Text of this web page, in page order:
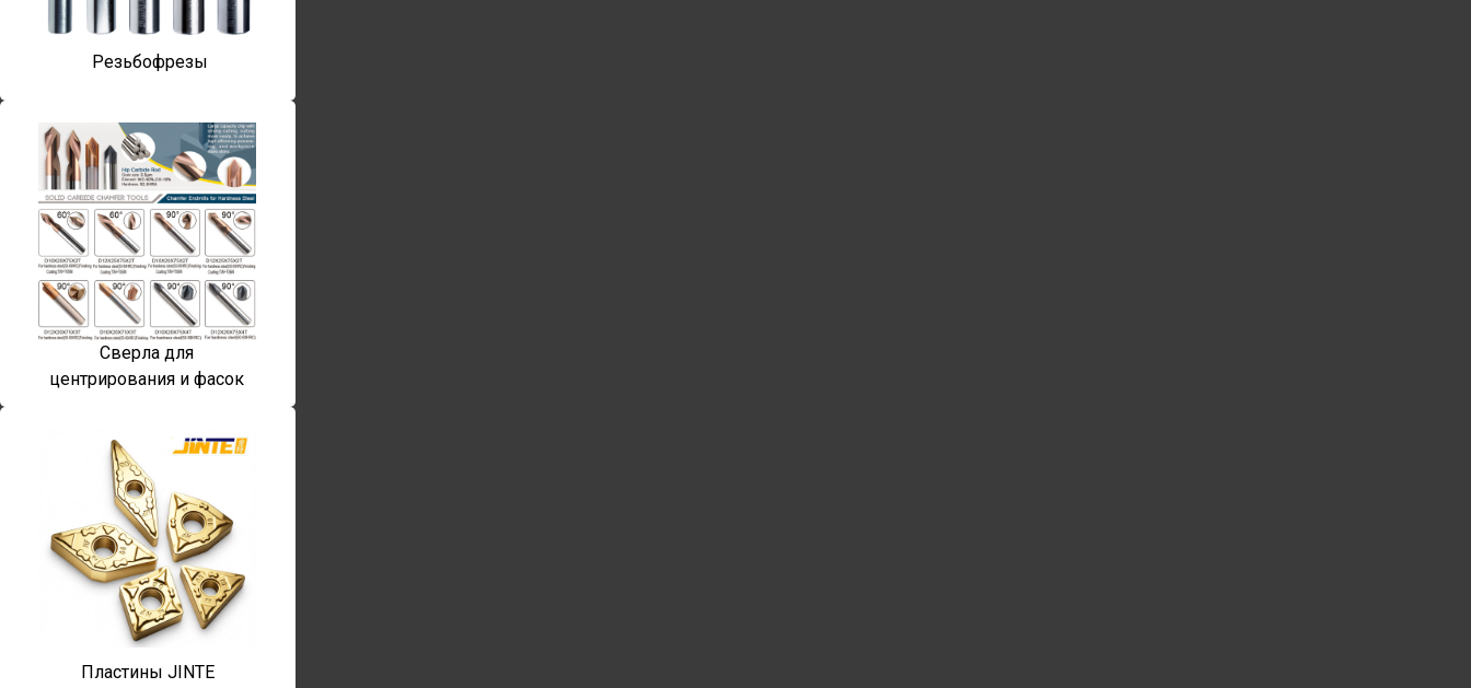
Резьбофрезы
Сверла для
центрирования и фасок
Пластины JINTE